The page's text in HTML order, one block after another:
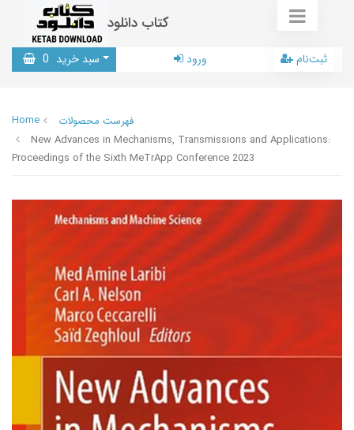
کتاب دانلود
سبد خرید 0 ورود ثبت‌نام
Home
فهرست محصولات
New Advances in Mechanisms, Transmissions and Applications:
Proceedings of the Sixth MeTrApp Conference 2023